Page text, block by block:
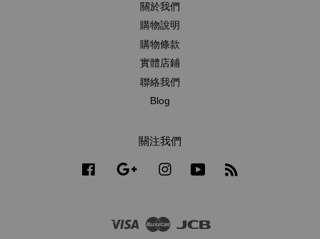
關於我們
購物說明
購物條款
實體店鋪
聯絡我們
Blog
關注我們
Facebook Google InstagramYouTube
Visa Master